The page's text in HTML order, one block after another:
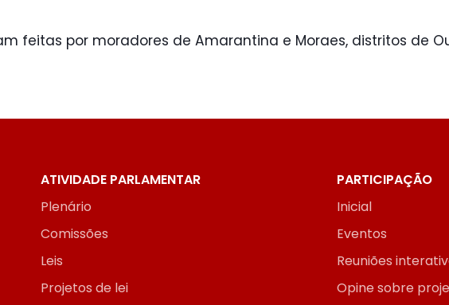
feitas por moradores de Amarantina e Moraes, distritos de
ATIVIDADE PARLAMENTAR
Plenário
Comissões
Leis
Projetos de lei
PARTICIPAÇÃO
Inicial
Eventos
Reuniões
Opine sobre